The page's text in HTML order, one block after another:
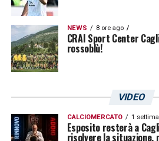
NEWS 8 ore ago
CRAI Sport Center
rossoblù!
VIDEO
CALCIOMERCATO 1
Esposito resterà a
risolvere la situazione,